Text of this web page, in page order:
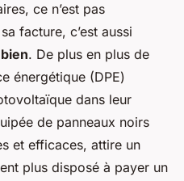
ce n’est pas
facture, c’est aussi
. De plus en plus de
énergétique (DPE)
dans leur
de panneaux noirs
et efficaces, attire un
plus disposé à payer un